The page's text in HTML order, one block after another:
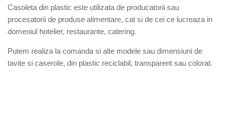
Casoleta din plastic este utilizata de producatorii sau
procesatorii de produse alimentare, cat si de cei ce lucreaza in
domeniul hotelier, restaurante, catering.
Putem realiza la comanda si alte modele sau dimensiuni de
tavite si caserole, din plastic reciclabil, transparent sau colorat.